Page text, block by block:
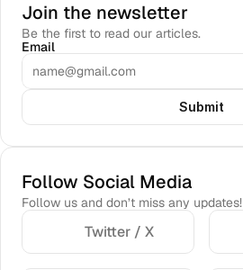
Join the newsletter
Be the first to read our articles.
Email
Submit
Follow Social Media
Follow us and don’t miss any updates!
Twitter / X